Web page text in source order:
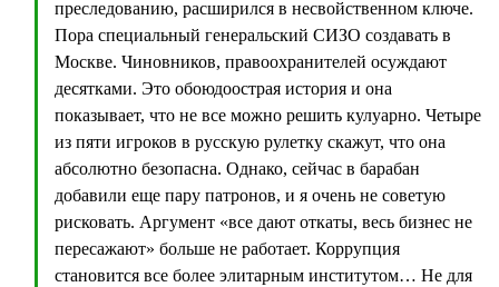
преследованию, расширился в несвойственном ключе.
Пора специальный генеральский СИЗО создавать в
Москве. Чиновников, правоохранителей осуждают
десятками. Это обоюдоострая история и она
показывает, что не все можно решить кулуарно. Четыре
из пяти игроков в русскую рулетку скажут, что она
абсолютно безопасна. Однако, сейчас в барабан
добавили еще пару патронов, и я очень не советую
рисковать. Аргумент «все дают откаты, весь бизнес не
пересажают» больше не работает. Коррупция
становится все более элитарным институтом… Не для